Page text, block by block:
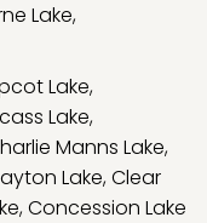
Lake,
Lake,
Lake,
Manns Lake,
Lake,Clear
,Concession Lake